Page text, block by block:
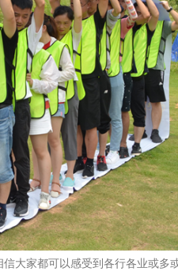
大家都可以感受到各行各业或多